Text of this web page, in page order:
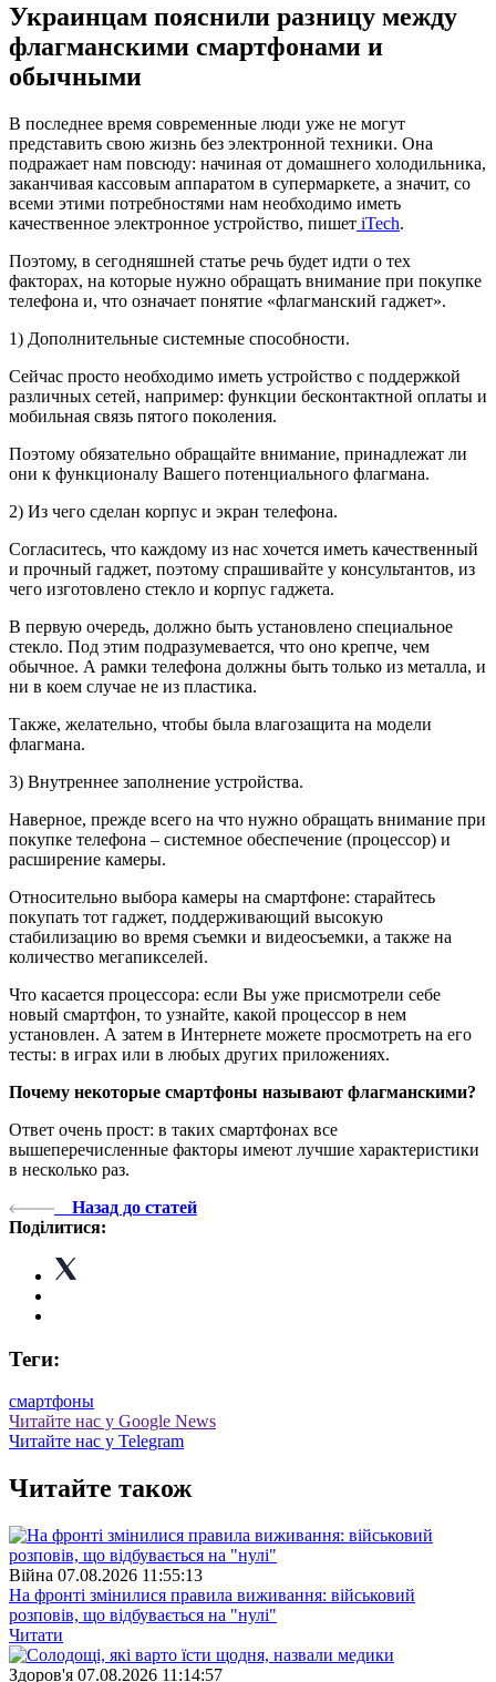
Украинцам пояснили разницу между
флагманскими смартфонами и
обычными
В последнее время современные люди уже не могут
представить свою жизнь без электронной техники. Она
подражает нам повсюду: начиная от домашнего холодильника,
заканчивая кассовым аппаратом в супермаркете, а значит, со
всеми этими потребностями нам необходимо иметь
качественное электронное устройство, пишет iTech.
Поэтому, в сегодняшней статье речь будет идти о тех
факторах, на которые нужно обращать внимание при покупке
телефона и, что означает понятие «флагманский гаджет».
1) Дополнительные системные способности.
Сейчас просто необходимо иметь устройство с поддержкой
различных сетей, например: функции бесконтактной оплаты и
мобильная связь пятого поколения.
Поэтому обязательно обращайте внимание, принадлежат ли
они к функционалу Вашего потенциального флагмана.
2) Из чего сделан корпус и экран телефона.
Согласитесь, что каждому из нас хочется иметь качественный
и прочный гаджет, поэтому спрашивайте у консультантов, из
чего изготовлено стекло и корпус гаджета.
В первую очередь, должно быть установлено специальное
стекло. Под этим подразумевается, что оно крепче, чем
обычное. А рамки телефона должны быть только из металла, и
ни в коем случае не из пластика.
Также, желательно, чтобы была влагозащита на модели
флагмана.
3) Внутреннее заполнение устройства.
Наверное, прежде всего на что нужно обращать внимание при
покупке телефона – системное обеспечение (процессор) и
расширение камеры.
Относительно выбора камеры на смартфоне: старайтесь
покупать тот гаджет, поддерживающий высокую
стабилизацию во время съемки и видеосъемки, а также на
количество мегапикселей.
Что касается процессора: если Вы уже присмотрели себе
новый смартфон, то узнайте, какой процессор в нем
установлен. А затем в Интернете можете просмотреть на его
тесты: в играх или в любых других приложениях.
Почему некоторые смартфоны называют флагманскими?
Ответ очень прост: в таких смартфонах все
вышеперечисленные факторы имеют лучшие характеристики
в несколько раз.
Назад до статей
Поділитися:
Теги:
смартфоны
Читайте нас у Google News
Читайте нас у Telegram
Читайте також
Війна 07.08.2026 11:55:13
На фронті змінилися правила виживання: військовий
розповів, що відбувається на "нулі"
Читати
Здоров'я 07.08.2026 11:14:57